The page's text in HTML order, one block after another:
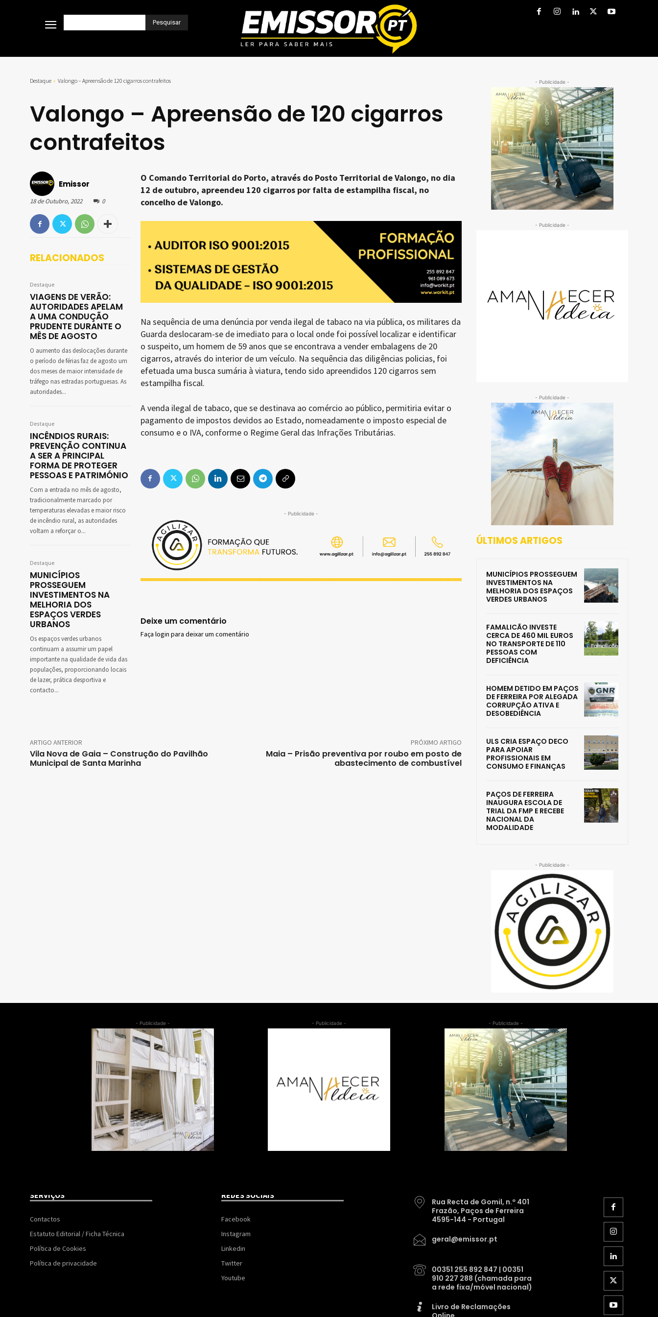
Pesquisar
Destaque Valongo – Apreensão de 120 cigarros contrafeitos
Valongo – Apreensão de 120 cigarros
contrafeitos
Emissor
18 de Outubro, 2022 0
RELACIONADOS
Destaque
VIAGENS DE VERÃO:
AUTORIDADES APELAM
A UMA CONDUÇÃO
PRUDENTE DURANTE O
MÊS DE AGOSTO
O aumento das deslocações durante
o período de férias faz de agosto um
dos meses de maior intensidade de
tráfego nas estradas portuguesas. As
autoridades...
Destaque
INCÊNDIOS RURAIS:
PREVENÇÃO CONTINUA
A SER A PRINCIPAL
FORMA DE PROTEGER
PESSOAS E PATRIMÓNIO
Com a entrada no mês de agosto,
tradicionalmente marcado por
temperaturas elevadas e maior risco
de incêndio rural, as autoridades
voltam a reforçar o...
Destaque
MUNICÍPIOS
PROSSEGUEM
INVESTIMENTOS NA
MELHORIA DOS
ESPAÇOS VERDES
URBANOS
Os espaços verdes urbanos
continuam a assumir um papel
importante na qualidade de vida das
populações, proporcionando locais
de lazer, prática desportiva e
contacto...
O Comando Territorial do Porto, através do Posto Territorial de Valongo, no dia
12 de outubro, apreendeu 120 cigarros por falta de estampilha fiscal, no
concelho de Valongo.
Na sequência de uma denúncia por venda ilegal de tabaco na via pública, os militares da
Guarda deslocaram-se de imediato para o local onde foi possível localizar e identificar
o suspeito, um homem de 59 anos que se encontrava a vender embalagens de 20
cigarros, através do interior de um veículo. Na sequência das diligências policias, foi
efetuada uma busca sumária à viatura, tendo sido apreendidos 120 cigarros sem
estampilha fiscal.
A venda ilegal de tabaco, que se destinava ao comércio ao público, permitiria evitar o
pagamento de impostos devidos ao Estado, nomeadamente o imposto especial de
consumo e o IVA, conforme o Regime Geral das Infrações Tributárias.
- Publicidade -
Deixe um comentário
Faça login para deixar um comentário
ARTIGO ANTERIOR
Vila Nova de Gaia – Construção do Pavilhão
Municipal de Santa Marinha
PRÓXIMO ARTIGO
Maia – Prisão preventiva por roubo em posto de
abastecimento de combustível
- Publicidade -
- Publicidade -
- Publicidade -
ÚLTIMOS ARTIGOS
MUNICÍPIOS PROSSEGUEM
INVESTIMENTOS NA
MELHORIA DOS ESPAÇOS
VERDES URBANOS
FAMALICÃO INVESTE
CERCA DE 460 MIL EUROS
NO TRANSPORTE DE 110
PESSOAS COM
DEFICIÊNCIA
HOMEM DETIDO EM PAÇOS
DE FERREIRA POR ALEGADA
CORRUPÇÃO ATIVA E
DESOBEDIÊNCIA
ULS CRIA ESPAÇO DECO
PARA APOIAR
PROFISSIONAIS EM
CONSUMO E FINANÇAS
PAÇOS DE FERREIRA
INAUGURA ESCOLA DE
TRIAL DA FMP E RECEBE
NACIONAL DA
MODALIDADE
- Publicidade -
- Publicidade - - Publicidade - - Publicidade -
SERVIÇOS
Contactos
Estatuto Editorial / Ficha Técnica
Política de Cookies
Política de privacidade
REDES SOCIAIS
Facebook
Instagram
Linkedin
Twitter
Youtube
Rua Recta de Gomil, n.º 401
Frazão, Paços de Ferreira
4595-144 - Portugal
geral@emissor.pt
00351 255 892 847 | 00351
910 227 288 (chamada para
a rede fixa/móvel nacional)
Livro de Reclamações